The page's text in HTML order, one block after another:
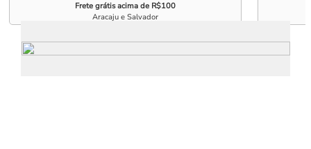
Frete grátis acima de R$100
Aracaju e Salvador